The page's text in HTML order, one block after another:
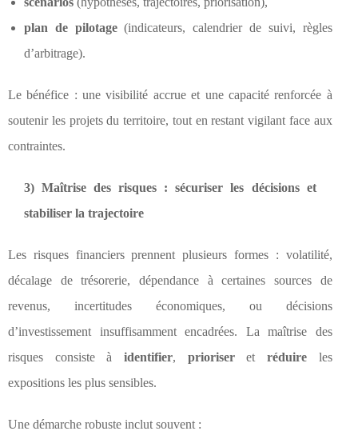
plan de pilotage(indicateurs, calendrier de suivi, règles
d’arbitrage).
Le bénéfice : une visibilité accrue et une capacité renforcée à
soutenir les projets du territoire, tout en restant vigilant face aux
contraintes.
3) Maîtrise des risques : sécuriser les décisions et
stabiliser la trajectoire
Les risques financiers prennent plusieurs formes : volatilité,
décalage de trésorerie, dépendance à certaines sources de
revenus, incertitudes économiques, ou décisions
d’investissement insuffisamment encadrées. La maîtrise des
risques consiste à identifier, prioriseret réduireles
expositions les plus sensibles.
Une démarche robuste inclut souvent :